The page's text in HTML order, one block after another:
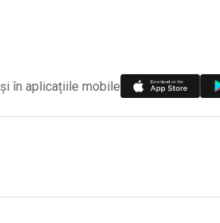
și în aplicațiile mobile